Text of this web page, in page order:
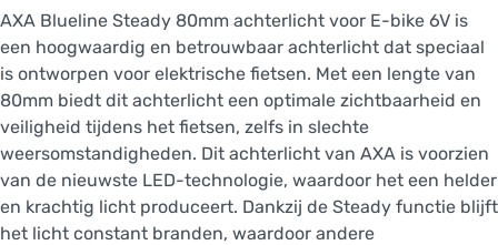
AXA Blueline Steady 80mm achterlicht voor E-bike 6V is
een hoogwaardig en betrouwbaar achterlicht dat speciaal
is ontworpen voor elektrische fietsen. Met een lengte van
80mm biedt dit achterlicht een optimale zichtbaarheid en
veiligheid tijdens het fietsen, zelfs in slechte
weersomstandigheden. Dit achterlicht van AXA is voorzien
van de nieuwste LED-technologie, waardoor het een helder
en krachtig licht produceert. Dankzij de Steady functie blijft
het licht constant branden, waardoor andere